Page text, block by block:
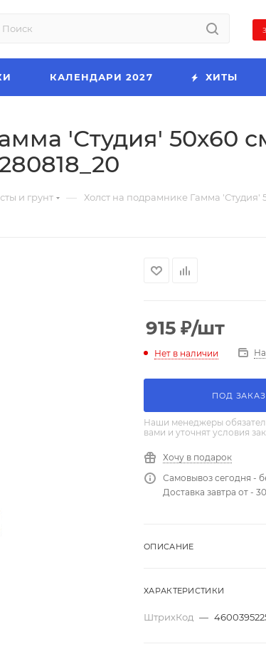
КАЛЕНДАРИ 2027 ХИТЫ
'Студия' 50х60
и грунт — Холст на подрамнике Гамма 'Студия'
915 ₽/шт
Нет в наличии
ПОД ЗАКАЗ
Наши менеджеры
вами и уточнят условия
Хочу в подарок
Самовывоз сегодня -
Доставка завтра от -
ОПИСАНИЕ
ХАРАКТЕРИСТИКИ
ШтрихКод —